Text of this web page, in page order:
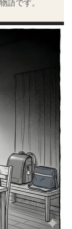
語です。